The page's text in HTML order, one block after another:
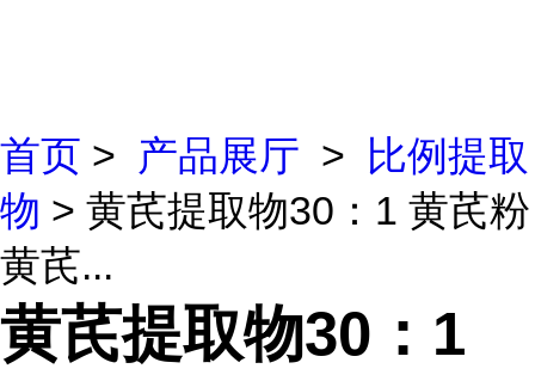
首页 > 产品展厅 >
比例提取
物 > 黄芪提取物30：1 黄芪粉
黄芪...
黄芪提取物30：1